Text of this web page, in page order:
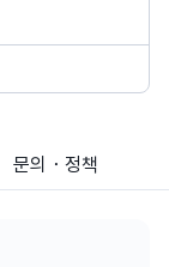
문의・정책